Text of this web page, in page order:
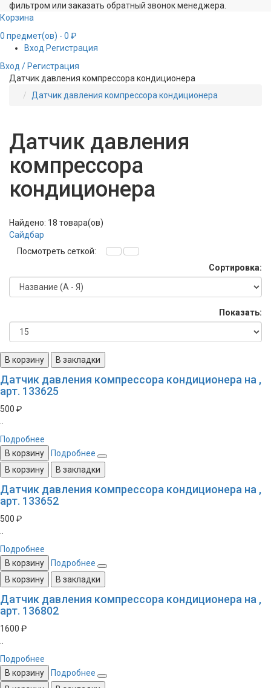
фильтром или заказать обратный звонок менеджера.
Корзина
0 предмет(ов) - 0 ₽
Вход Регистрация
Вход / Регистрация
Датчик давления компрессора кондиционера
Датчик давления компрессора кондиционера
Датчик давления
компрессора
кондиционера
Найдено: 18 товара(ов)
Сайдбар
Посмотреть сеткой:
Сортировка:
Показать:
В корзину В закладки
Датчик давления компрессора кондиционера на ,
арт. 133625
500 ₽
Подробнее
В корзину
Подробнее
В корзину
В закладки
Датчик давления компрессора кондиционера на ,
арт. 133652
500 ₽
Подробнее
В корзину
Подробнее
В корзину
В закладки
Датчик давления компрессора кондиционера на ,
арт. 136802
1600 ₽
Подробнее
В корзину
Подробнее